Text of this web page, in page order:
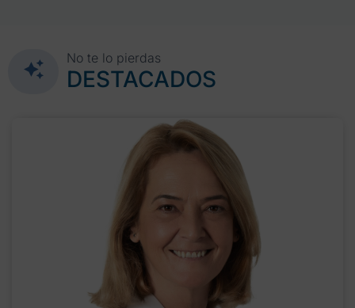
No te lo pierdas
DESTACADOS